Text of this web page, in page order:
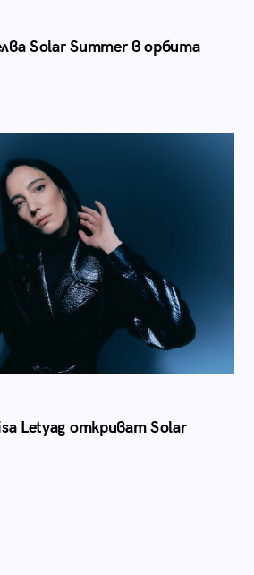
Solar Summer в орбита
Letyag откриват Solar